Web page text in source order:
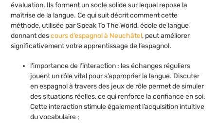
évaluation. Ils forment un socle solide sur lequel repose la
maîtrise de la langue. Ce qui suit décrit comment cette
méthode, utilisée par Speak To The World, école de langue
donnant descours d’espagnol à Neuchâtel, peut améliorer
significativement votre apprentissage de l’espagnol.
l’importance de l’interaction : les échanges réguliers
jouent un rôle vital pour s’approprier la langue. Discuter
en espagnol à travers des jeux de rôle permet de simuler
des situations réelles, ce qui renforce la confiance en soi.
Cette interaction stimule également l’acquisition intuitive
du vocabulaire ;